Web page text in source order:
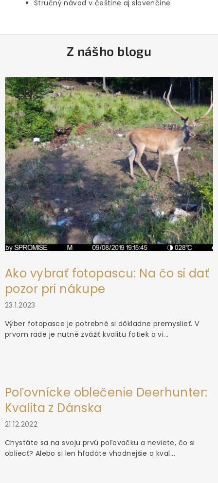
Stručný návod v češtine aj slovenčine
ä
e
Z nášho blogu
Ako vybrať fotopascu: Na čo si dať
pozor pri nákupe
23.1.2023
Výber fotopasce je potrebné si dôkladne premyslieť. V
prvom rade je nutné zvážiť kvalitu fotiek a vi...
Poľovnícke oblečenie Deerhunter:
Kvalita z Dánska
21.12.2022
Chystáte sa na svoju prvú poľovačku a neviete, čo si
obliecť? Alebo si len hľadáte vhodnejšie a kval...